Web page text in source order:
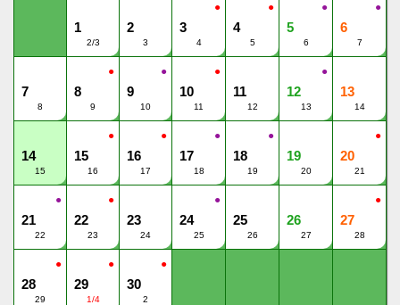
1
2/3
2
3
●
3
4
●
4
5
●
5
6
●
6
7
7
8
●
8
9
●
9
10
●
10
11
11
12
●
12
13
13
14
14
15
●
15
16
●
16
17
●
17
18
●
18
19
19
20
●
20
21
●
21
22
●
22
23
23
24
●
24
25
25
26
26
27
●
27
28
●
28
29
●
29
1/4
●
30
2